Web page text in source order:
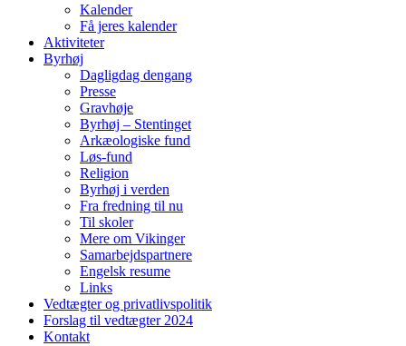
Kalender
Få jeres kalender
Aktiviteter
Byrhøj
Dagligdag dengang
Presse
Gravhøje
Byrhøj – Stentinget
Arkæologiske fund
Løs-fund
Religion
Byrhøj i verden
Fra fredning til nu
Til skoler
Mere om Vikinger
Samarbejdspartnere
Engelsk resume
Links
Vedtægter og privatlivspolitik
Forslag til vedtægter 2024
Kontakt